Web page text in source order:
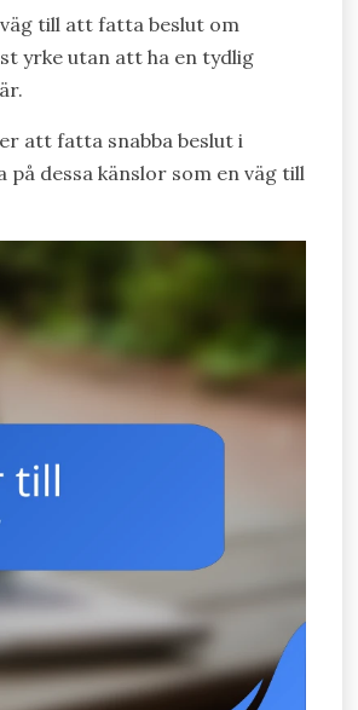
till att fatta beslut om
yrke utan att ha en tydlig
att fatta snabba beslut i
dessa känslor som en väg till